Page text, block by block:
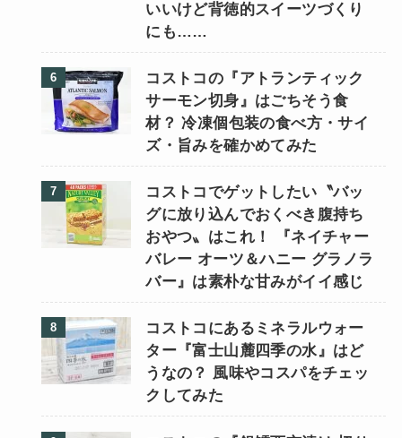
いいけど背徳的スイーツづくり
にも……
コストコの『アトランティック
サーモン切身』はごちそう食
材？ 冷凍個包装の食べ方・サイ
ズ・旨みを確かめてみた
コストコでゲットしたい〝バッ
グに放り込んでおくべき腹持ち
おやつ〟はこれ！ 『ネイチャー
バレー オーツ＆ハニー グラノラ
バー』は素朴な甘みがイイ感じ
コストコにあるミネラルウォー
ター『富士山麓四季の水』はど
うなの？ 風味やコスパをチェッ
クしてみた